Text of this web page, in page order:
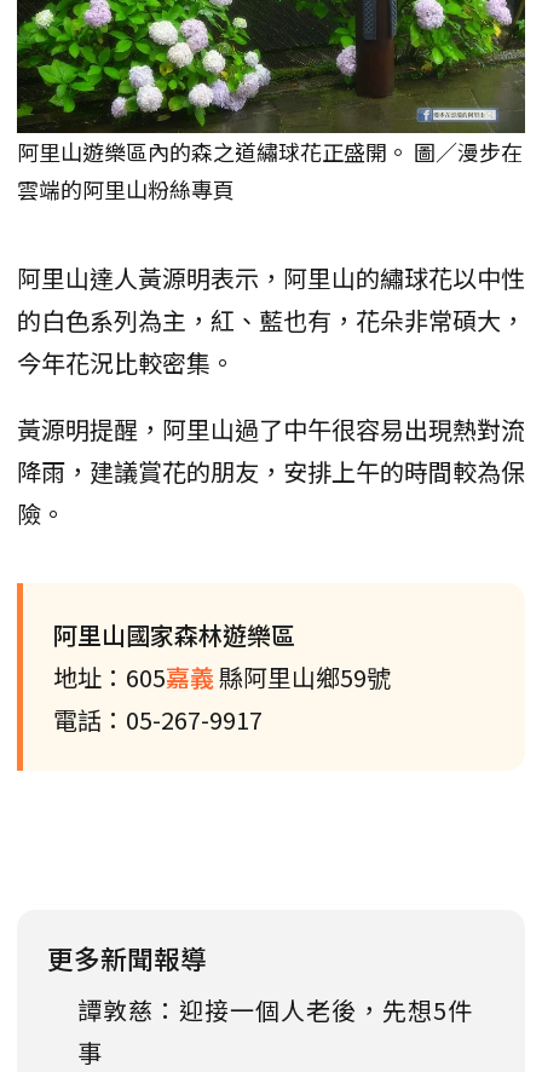
阿里山遊樂區內的森之道繡球花正盛開。 圖／漫步在
雲端的阿里山粉絲專頁
阿里山達人黃源明表示，阿里山的繡球花以中性
的白色系列為主，紅、藍也有，花朵非常碩大，
今年花況比較密集。
黃源明提醒，阿里山過了中午很容易出現熱對流
降雨，建議賞花的朋友，安排上午的時間較為保
險。
阿里山國家森林遊樂區
地址：605嘉義縣阿里山鄉59號
電話：05-267-9917
更多新聞報導
譚敦慈：迎接一個人老後，先想5件
事